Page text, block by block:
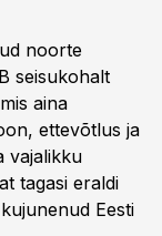
noorte
seisukohalt
aina
ettevõtlus ja
vajalikku
tagasi eraldi
Eesti